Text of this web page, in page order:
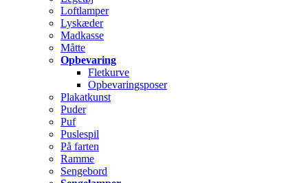
Loftlamper
Lyskæder
Madkasse
Måtte
Opbevaring
Fletkurve
Opbevaringsposer
Plakatkunst
Puder
Puf
Puslespil
På farten
Ramme
Sengebord